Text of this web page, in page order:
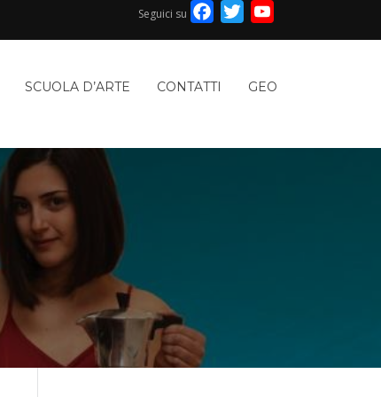
Seguici su Facebook
Twitter
SCUOLA D’ARTE CONTATTI GEO